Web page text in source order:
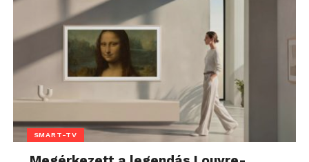
SMART-TV